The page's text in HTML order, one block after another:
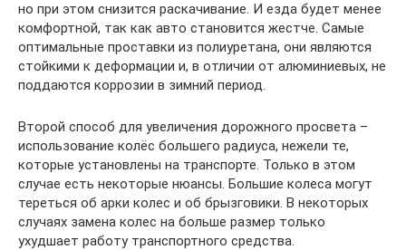
но при этом снизится раскачивание. И езда будет менее
комфортной, так как авто становится жестче. Самые
оптимальные проставки из полиуретана, они являются
стойкими к деформации и, в отличии от алюминиевых, не
поддаются коррозии в зимний период.
Второй способ для увеличения дорожного просвета –
использование колёс большего радиуса, нежели те,
которые установлены на транспорте. Только в этом
случае есть некоторые нюансы. Большие колеса могут
тереться об арки колес и об брызговики. В некоторых
случаях замена колес на больше размер только
ухудшает работу транспортного средства.